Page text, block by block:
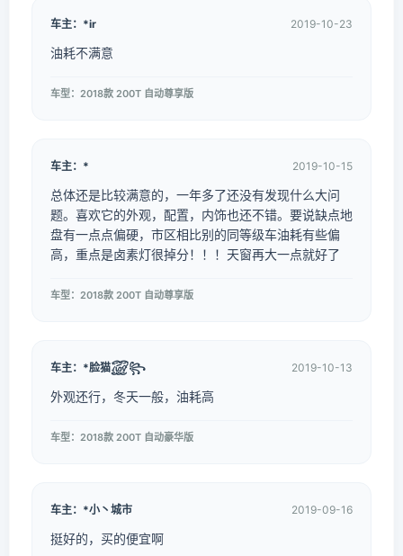
车主：*ir 2019-10-23
油耗不满意
车型：2018款 200T 自动尊享版
车主：* 2019-10-15
总体还是比较满意的，一年多了还没有发现什么大问
题。喜欢它的外观，配置，内饰也还不错。要说缺点地
盘有一点点偏硬，市区相比别的同等级车油耗有些偏
高，重点是卤素灯很掉分！！！天窗再大一点就好了
车型：2018款 200T 自动尊享版
车主：*脸猫꫞꧂ 2019-10-13
外观还行，冬天一般，油耗高
车型：2018款 200T 自动豪华版
车主：*小丶城市 2019-09-16
挺好的，买的便宜啊